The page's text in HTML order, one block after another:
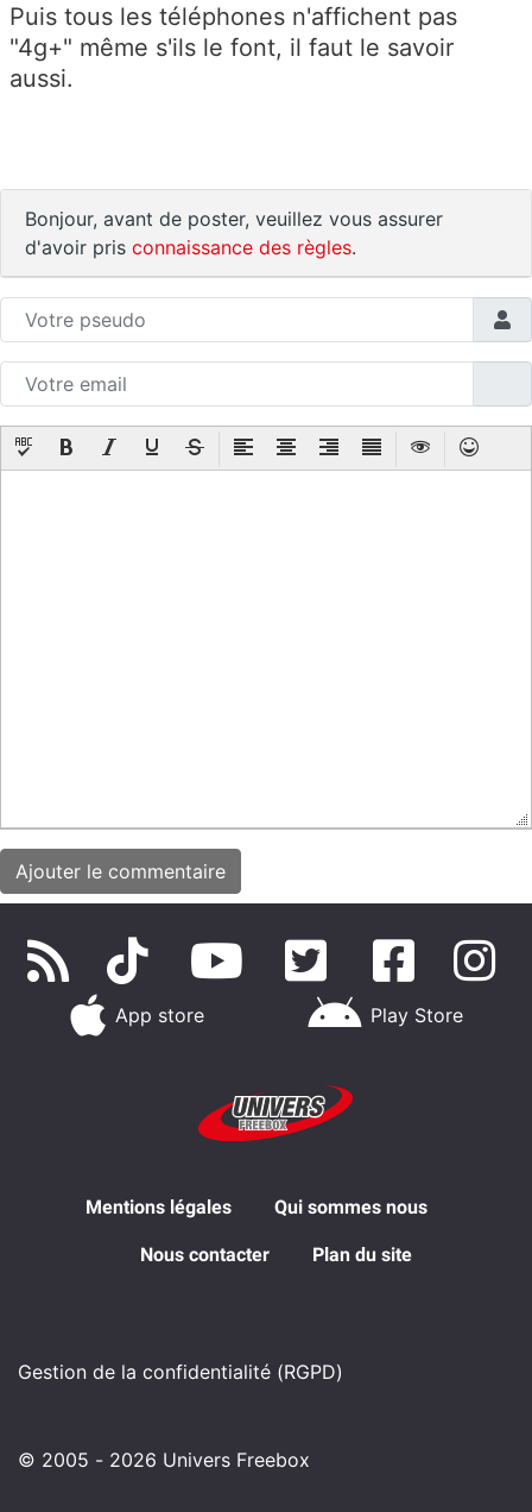
Puis tous les téléphones n'affichent pas
"4g+" même s'ils le font, il faut le savoir
aussi.
Bonjour, avant de poster, veuillez vous assurer
d'avoir pris connaissance des règles.
App store Play Store
Mentions légales Qui sommes nous
Nous contacter Plan du site
Gestion de la confidentialité (RGPD)
© 2005 - 2026 Univers Freebox